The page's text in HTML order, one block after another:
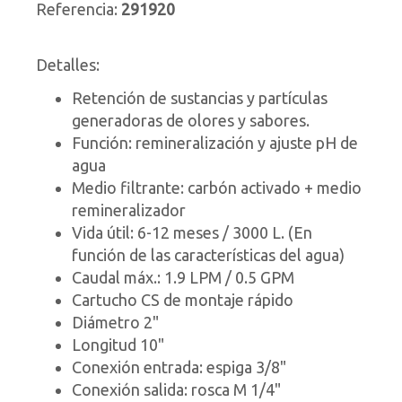
Referencia: 291920
Detalles:
Retención de sustancias y partículas
generadoras de olores y sabores.
Función: remineralización y ajuste pH de
agua
Medio filtrante: carbón activado + medio
remineralizador
Vida útil: 6-12 meses / 3000 L. (En
función de las características del agua)
Caudal máx.: 1.9 LPM / 0.5 GPM
Cartucho CS de montaje rápido
Diámetro 2"
Longitud 10"
Conexión entrada: espiga 3/8"
Conexión salida: rosca M 1/4"